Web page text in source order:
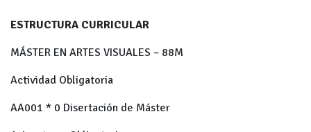
ESTRUCTURA CURRICULAR
MÁSTER EN ARTES VISUALES – 88M
Actividad Obligatoria
AA001 * 0 Disertación de Máster